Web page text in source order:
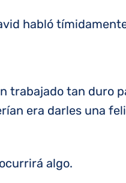
habló
trabajado tan duro
era darles una
algo.